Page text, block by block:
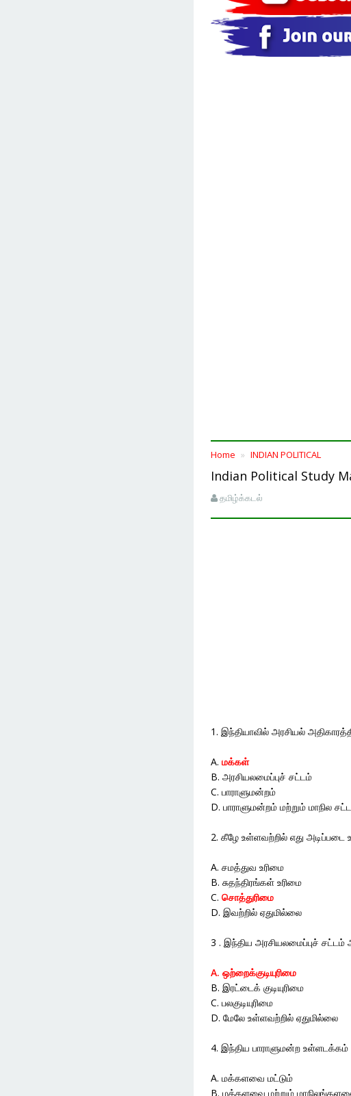
Home INDIAN POLITICAL
Indian Political Study
தமிழ்க்கடல்
1. இந்தியாவில் அரசியல்
A. மக்கள்
B. அரசியலமைப்புச் சட்டம்
C. பாராளுமன்றம்
D. பாராளுமன்றம் மற்றும் மாநில
2. கீழே உள்ளவற்றில் எது அடிப்படை
A. சமத்துவ உரிமை
B. சுதந்திரங்கள் உரிமை
C. சொத்துரிமை
D. இவற்றில் ஏதுமில்லை
3 . இந்திய அரசியலமைப்புச் சட்டம்
A. ஒற்றைக்குடியுரிமை
B. இரட்டைக் குடியுரிமை
C. பலகுடியுரிமை
D. மேலே உள்ளவற்றில் ஏதுமில்லை
4. இந்திய பாராளுமன்ற உள்ளடக்கம்
A. மக்களவை மட்டும்
B. மக்களவை மற்றும்